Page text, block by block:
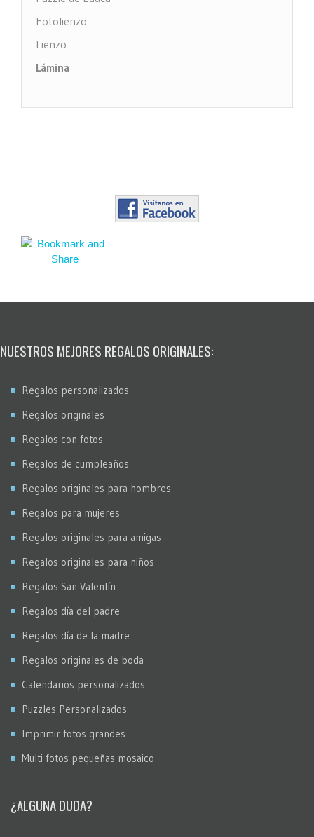
Fotolienzo
Lienzo
Lámina
NUESTROS MEJORES REGALOS ORIGINALES:
Regalos personalizados
Regalos originales
Regalos con fotos
Regalos de cumpleaños
Regalos originales para hombres
Regalos para mujeres
Regalos originales para amigas
Regalos originales para niños
Regalos San Valentín
Regalos día del padre
Regalos día de la madre
Regalos originales de boda
Calendarios personalizados
Puzzles Personalizados
Imprimir fotos grandes
Multi fotos pequeñas mosaico
¿ALGUNA DUDA?